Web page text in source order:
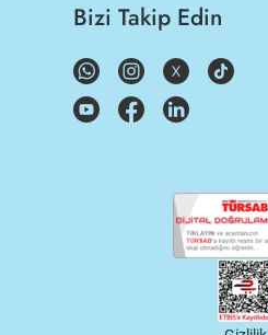
Bizi Takip Edin